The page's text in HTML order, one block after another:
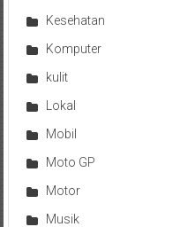
Kesehatan
Komputer
kulit
Lokal
Mobil
Moto GP
Motor
Musik